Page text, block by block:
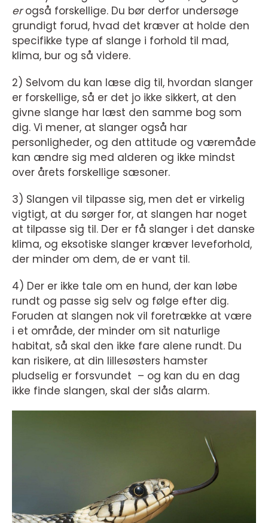
erogså forskellige. Du bør derfor undersøge
grundigt forud, hvad det kræver at holde den
specifikke type af slange i forhold til mad,
klima, bur og så videre.
2) Selvom du kan læse dig til, hvordan slanger
er forskellige, så er det jo ikke sikkert, at den
givne slange har læst den samme bog som
dig. Vi mener, at slanger også har
personligheder, og den attitude og væremåde
kan ændre sig med alderen og ikke mindst
over årets forskellige sæsoner.
3) Slangen vil tilpasse sig, men det er virkelig
vigtigt, at du sørger for, at slangen har noget
at tilpasse sig til. Der er få slanger i det danske
klima, og eksotiske slanger kræver leveforhold,
der minder om dem, de er vant til.
4) Der er ikke tale om en hund, der kan løbe
rundt og passe sig selv og følge efter dig.
Foruden at slangen nok vil foretrække at være
i et område, der minder om sit naturlige
habitat, så skal den ikke fare alene rundt. Du
kan risikere, at din lillesøsters hamster
pludselig er forsvundet – og kan du en dag
ikke finde slangen, skal der slås alarm.